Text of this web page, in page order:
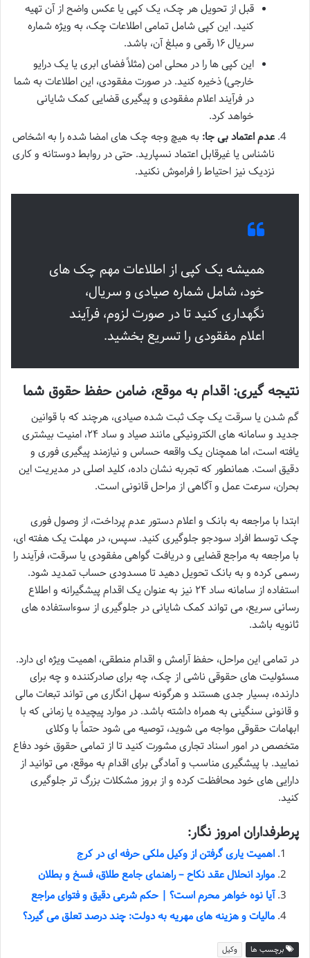
قبل از تحویل هر چک، یک کپی یا عکس واضح از آن تهیه
کنید. این کپی شامل تمامی اطلاعات چک، به ویژه شماره
سریال ۱۶ رقمی و مبلغ آن، باشد.
این کپی ها را در محلی امن (مثلاً فضای ابری یا یک درایو
خارجی) ذخیره کنید. در صورت مفقودی، این اطلاعات به شما
در فرآیند اعلام مفقودی و پیگیری قضایی کمک شایانی
خواهد کرد.
عدم اعتماد بی جا: به هیچ وجه چک های امضا شده را به اشخاص
ناشناس یا غیرقابل اعتماد نسپارید. حتی در روابط دوستانه و کاری
نزدیک نیز احتیاط را فراموش نکنید.
همیشه یک کپی از اطلاعات مهم چک های
خود، شامل شماره صیادی و سریال،
نگهداری کنید تا در صورت لزوم، فرآیند
اعلام مفقودی را تسریع بخشید.
نتیجه گیری: اقدام به موقع، ضامن حفظ حقوق شما
گم شدن یا سرقت یک چک ثبت شده صیادی، هرچند که با قوانین
جدید و سامانه های الکترونیکی مانند صیاد و ساد ۲۴، امنیت بیشتری
یافته است، اما همچنان یک واقعه حساس و نیازمند پیگیری فوری و
دقیق است. همانطور که تجربه نشان داده، کلید اصلی در مدیریت این
بحران، سرعت عمل و آگاهی از مراحل قانونی است.
ابتدا با مراجعه به بانک و اعلام دستور عدم پرداخت، از وصول فوری
چک توسط افراد سودجو جلوگیری کنید. سپس، در مهلت یک هفته ای،
با مراجعه به مراجع قضایی و دریافت گواهی مفقودی یا سرقت، فرآیند را
رسمی کرده و به بانک تحویل دهید تا مسدودی حساب تمدید شود.
استفاده از سامانه ساد ۲۴ نیز به عنوان یک اقدام پیشگیرانه و اطلاع
رسانی سریع، می تواند کمک شایانی در جلوگیری از سوءاستفاده های
ثانویه باشد.
در تمامی این مراحل، حفظ آرامش و اقدام منطقی، اهمیت ویژه ای دارد.
مسئولیت های حقوقی ناشی از چک، چه برای صادرکننده و چه برای
دارنده، بسیار جدی هستند و هرگونه سهل انگاری می تواند تبعات مالی
و قانونی سنگینی به همراه داشته باشد. در موارد پیچیده یا زمانی که با
ابهامات حقوقی مواجه می شوید، توصیه می شود حتماً با وکلای
متخصص در امور اسناد تجاری مشورت کنید تا از تمامی حقوق خود دفاع
نمایید. با پیشگیری مناسب و آمادگی برای اقدام به موقع، می توانید از
دارایی های خود محافظت کرده و از بروز مشکلات بزرگ تر جلوگیری
کنید.
پرطرفداران امروز نگار:
اهمیت یاری گرفتن از وکیل ملکی حرفه ای در کرج
موارد انحلال عقد نکاح – راهنمای جامع طلاق، فسخ و بطلان
آیا نوه خواهر محرم است؟ | حکم شرعی دقیق و فتوای مراجع
مالیات و هزینه های مهریه به دولت: چند درصد تعلق می گیرد؟
برچسب ها وکیل